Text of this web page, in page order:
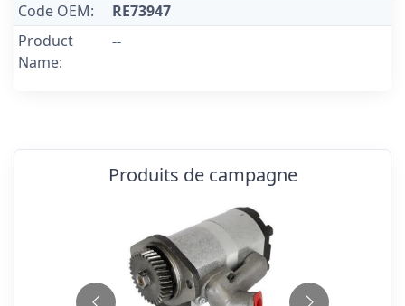
Code OEM:
RE73947
Product
Name:
--
Produits de campagne